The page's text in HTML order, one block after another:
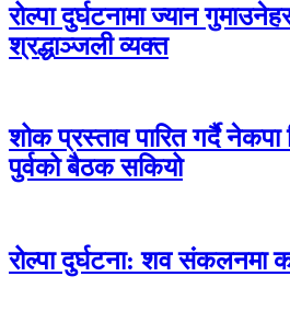
रोल्पा दुर्घटनामा ज्यान
श्रद्धाञ्जली व्यक्त
शोक प्रस्ताव पारित गर्दै
पुर्वको बैठक सकियो
रोल्पा दुर्घटना: शव संकलनमा